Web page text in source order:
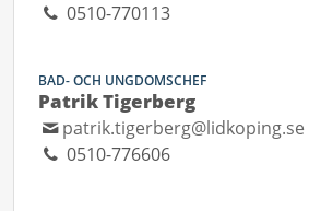
0510-770113
BAD- OCH UNGDOMSCHEF
Patrik Tigerberg
patrik.tigerberg@lidkoping.se
0510-776606